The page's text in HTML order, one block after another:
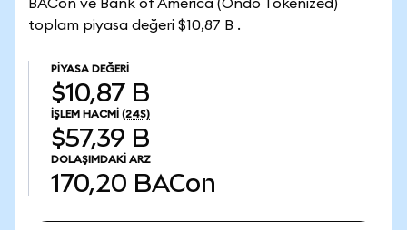
BACon ve Bank of America (Ondo Tokenized)
toplam piyasa değeri $10,87 B .
PIYASA DEĞERI
$10,87 B
İŞLEM HACMI (24S)
$57,39 B
DOLAŞIMDAKI ARZ
170,20 BACon